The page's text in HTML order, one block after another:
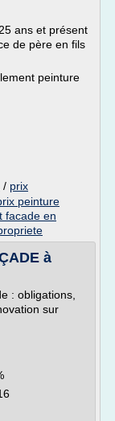
ans et présent
de père en fils
peinture
/ prix
peinture
facade en
à
: obligations,
sur